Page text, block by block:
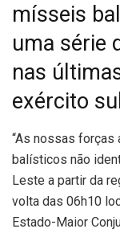
mísseis
uma série
nas
exército
“As nossas forças
balísticos não
Leste a partir da
volta das 06h10
Estado-Maior